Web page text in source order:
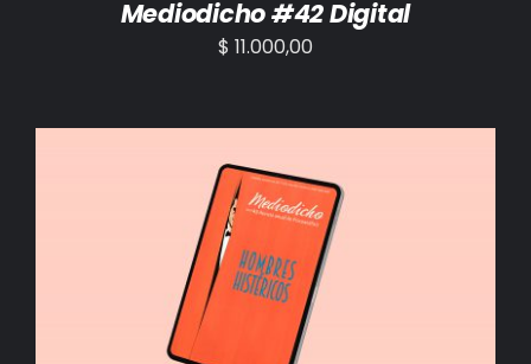
Mediodicho #42 Digital
$ 11.000,00
AÑADIR AL CARRITO /